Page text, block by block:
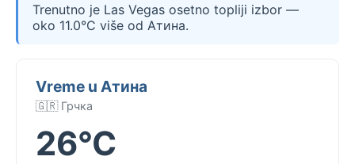
Trenutno je Las Vegas osetno topliji izbor —
oko 11.0°C više od Атина.
Vreme u Атина
🇬🇷 Грчка
26°C